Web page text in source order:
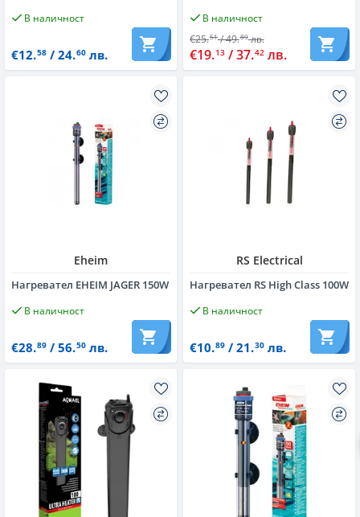
В наличност
€12.58/ 24.60лв.
В наличност
€25.51/ 49.89лв.
€19.13 / 37.42 лв.
Eheim
Нагревател EHEIM JAGER 150W
В наличност
€28.89/ 56.50лв.
RS Electrical
Нагревател RS High Class 100W
В наличност
€10.89/ 21.30лв.